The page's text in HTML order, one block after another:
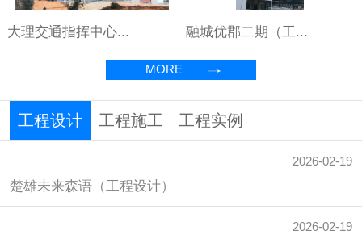
大理交通指挥中心... 融城优郡二期（工...
MORE
工程设计 工程施工 工程实例
2026-02-19
楚雄未来森语（工程设计）
2026-02-19